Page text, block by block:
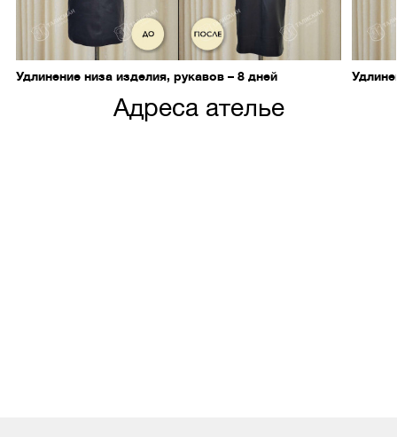
Удлинение низа изделия, рукавов – 8 дней
Адреса ателье